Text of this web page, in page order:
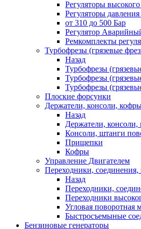
Регуляторы
Регуляторы
от 310 до 500 Бар
Регулятор
Ремкомплекты
Турбофрезы (грязевые
Назад
Турбофрезы
Турбофрезы
Турбофрезы
Плоские форсунки
Держатели, консоли,
Назад
Держатели,
Консоли, штанги
Прищепки
Кофры
Управление Двигателем
Переходники,
Назад
Переходники,
Переходники
Угловая поворотная
Быстросъемыные
Бензиновые генераторы